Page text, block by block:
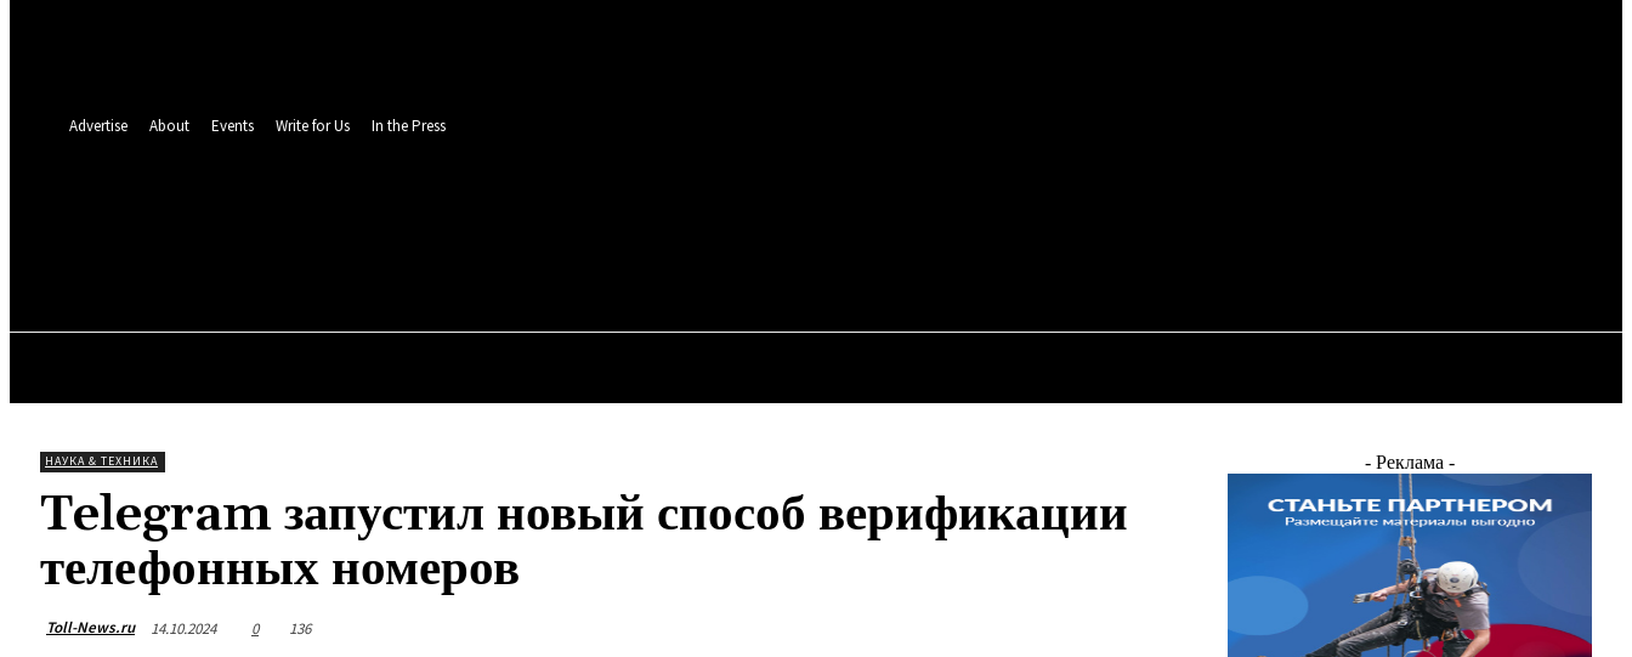
Advertise
About Events Write for Us In the Press
НАУКА & ТЕХНИКА
Telegram запустил новый способ верификации
телефонных номеров
Toll-News.ru 14.10.2024 0 136
- Реклама -